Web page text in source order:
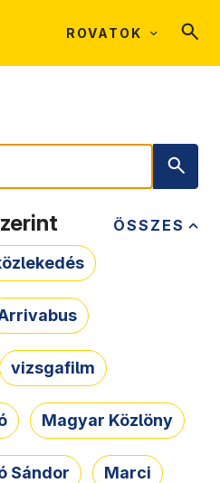
ROVATOK
ÖSSZES
vizsgafilm
Magyar Közlöny
Sándor Marci